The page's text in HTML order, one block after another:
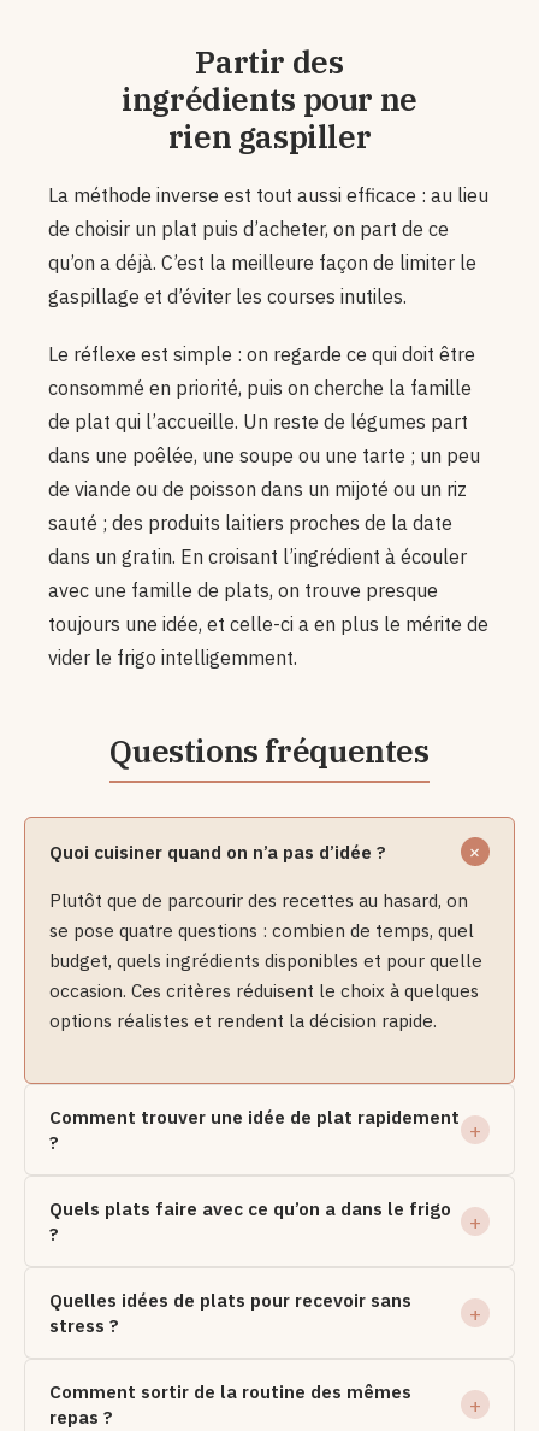
Partir des
ingrédients pour ne
rien gaspiller
La méthode inverse est tout aussi efficace : au lieu
de choisir un plat puis d’acheter, on part de ce
qu’on a déjà. C’est la meilleure façon de limiter le
gaspillage et d’éviter les courses inutiles.
Le réflexe est simple : on regarde ce qui doit être
consommé en priorité, puis on cherche la famille
de plat qui l’accueille. Un reste de légumes part
dans une poêlée, une soupe ou une tarte ; un peu
de viande ou de poisson dans un mijoté ou un riz
sauté ; des produits laitiers proches de la date
dans un gratin. En croisant l’ingrédient à écouler
avec une famille de plats, on trouve presque
toujours une idée, et celle-ci a en plus le mérite de
vider le frigo intelligemment.
Quoi cuisiner quand on n’a pas d’idée ?
Plutôt que de parcourir des recettes au hasard, on
se pose quatre questions : combien de temps, quel
budget, quels ingrédients disponibles et pour quelle
occasion. Ces critères réduisent le choix à quelques
options réalistes et rendent la décision rapide.
Comment trouver une idée de plat rapidement
?
Quels plats faire avec ce qu’on a dans le frigo
?
Quelles idées de plats pour recevoir sans
stress ?
Comment sortir de la routine des mêmes
repas ?